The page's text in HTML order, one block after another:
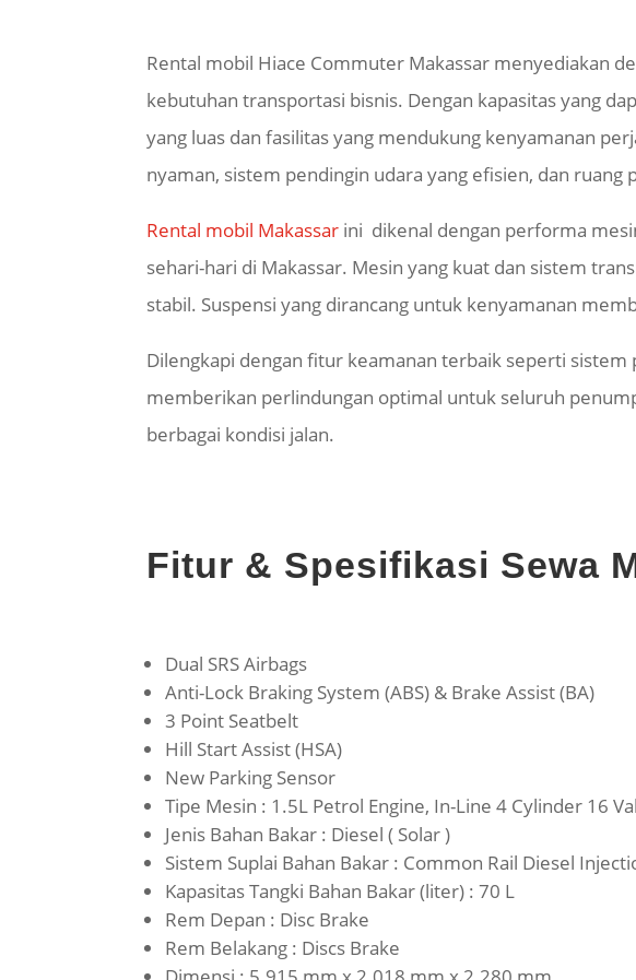
Rental mobil Hiace Commuter Makassar menyediakan
kebutuhan transportasi bisnis. Dengan kapasitas yang
yang luas dan fasilitas yang mendukung kenyamanan
nyaman, sistem pendingin udara yang efisien, dan ruang
Rental mobil Makassar ini dikenal dengan performa
sehari-hari di Makassar. Mesin yang kuat dan sistem
stabil. Suspensi yang dirancang untuk kenyamanan
Dilengkapi dengan fitur keamanan terbaik seperti
memberikan perlindungan optimal untuk seluruh
berbagai kondisi jalan.
Fitur & Spesifikasi Sewa
Dual SRS Airbags
Anti-Lock Braking System (ABS) & Brake Assist (BA)
3 Point Seatbelt
Hill Start Assist (HSA)
New Parking Sensor
Tipe Mesin : 1.5L Petrol Engine, In-Line 4 Cylinder 16
Jenis Bahan Bakar : Diesel ( Solar )
Sistem Suplai Bahan Bakar : Common Rail Diesel
Kapasitas Tangki Bahan Bakar (liter) : 70 L
Rem Depan : Disc Brake
Rem Belakang : Discs Brake